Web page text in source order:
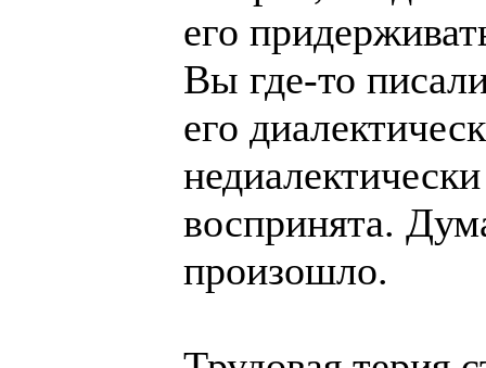
его
Вы где-то
его
воспринята.
произошло.